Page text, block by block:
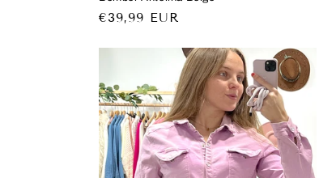
Precio
€39,99 EUR